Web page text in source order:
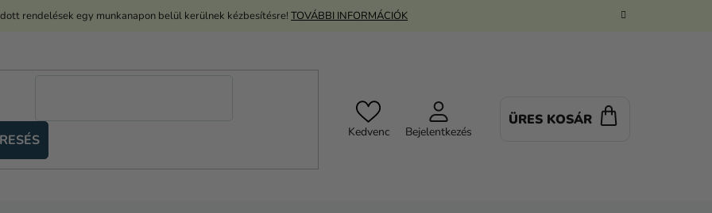
rendelések egy munkanapon belül kerülnek kézbesítésre! TOVÁBBI INFORMÁCIÓK
Kedvenc Bejelentkezés
ÜRES KOSÁR